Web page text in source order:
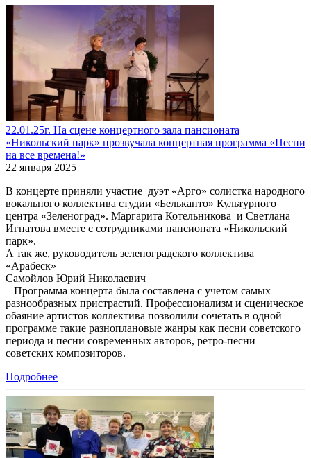
22.01.25г. На сцене концертного зала пансионата
«Никольский парк» прозвучала концертная программа «Песни
на все времена!»
22 января 2025
В концерте приняли участие дуэт «Арго» солистка народного
вокального коллектива студии «Бельканто» Культурного
центра «Зеленоград». Маргарита Котельникова и Светлана
Игнатова вместе с сотрудниками пансионата «Никольский
парк».
А так же, руководитель зеленоградского коллектива
«Арабеск»
Самойлов Юрий Николаевич
Программа концерта была составлена с учетом самых
разнообразных пристрастий. Профессионализм и сценическое
обаяние артистов коллектива позволили сочетать в одной
программе такие разноплановые жанры как песни советского
периода и песни современных авторов, ретро-песни
советских композиторов.
Подробнее